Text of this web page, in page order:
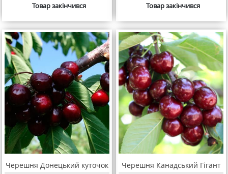
Товар закінчився Товар закінчився
Черешня Донецький куточок Черешня Канадський Гігант